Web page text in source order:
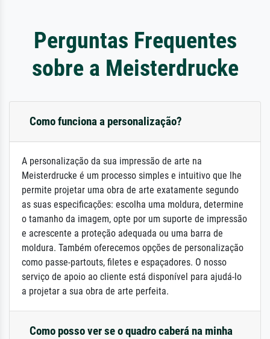
Perguntas Frequentes
sobre a Meisterdrucke
Como funciona a personalização?
A personalização da sua impressão de arte na
Meisterdrucke é um processo simples e intuitivo que lhe
permite projetar uma obra de arte exatamente segundo
as suas especificações: escolha uma moldura, determine
o tamanho da imagem, opte por um suporte de impressão
e acrescente a proteção adequada ou uma barra de
moldura. Também oferecemos opções de personalização
como passe-partouts, filetes e espaçadores. O nosso
serviço de apoio ao cliente está disponível para ajudá-lo
a projetar a sua obra de arte perfeita.
Como posso ver se o quadro caberá na minha